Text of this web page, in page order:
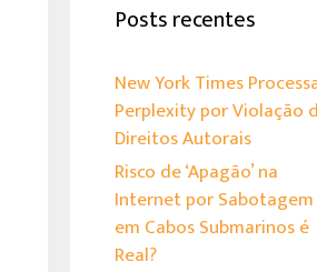
Posts recentes
New York Times
Perplexity por Violação
Direitos Autorais
Risco de ‘Apagão’ na
Internet por Sabotagem
em Cabos Submarinos é
Real?